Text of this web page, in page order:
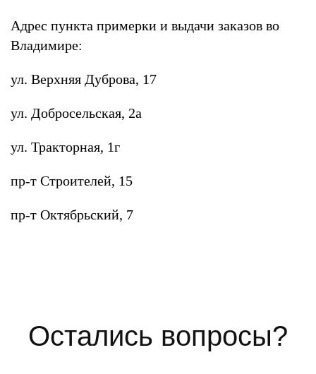
Адрес пункта примерки и выдачи заказов во
Владимире:
ул. Верхняя Дуброва, 17
ул. Добросельская, 2а
ул. Тракторная, 1г
пр-т Строителей, 15
пр-т Октябрьский, 7
Остались вопросы?